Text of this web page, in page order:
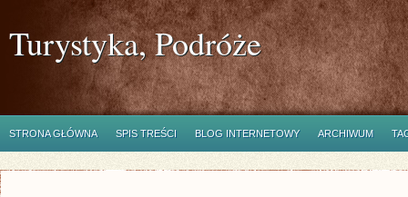
Turystyka, Podróże
STRONA GŁÓWNA SPIS TREŚCI BLOG INTERNETOWY ARCHIWUM